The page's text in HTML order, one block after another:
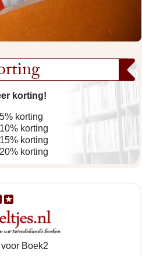
korting!
5% korting
10% korting
15% korting
20% korting
Boek2